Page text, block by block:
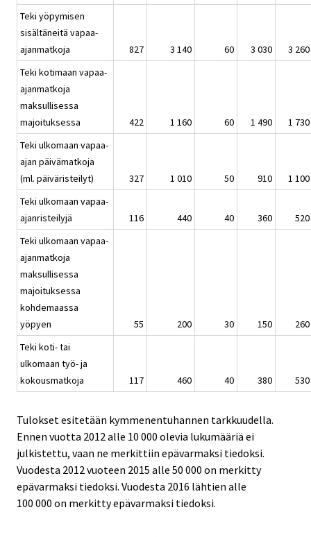
Teki yöpymisen
sisältäneitä vapaa-
ajanmatkoja
827 3 140 60 3 030
3 260
Teki kotimaan vapaa-
ajanmatkoja
maksullisessa
majoituksessa
422 1 160 60 1 490
1 730
Teki ulkomaan vapaa-
ajan päivämatkoja
(ml. päiväristeilyt)
327 1 010 50 910
1 100
Teki ulkomaan vapaa-
ajanristeilyjä
116 440 40 360
520
Teki ulkomaan vapaa-
ajanmatkoja
maksullisessa
majoituksessa
kohdemaassa
yöpyen
55 200 30 150
260
Teki koti- tai
ulkomaan työ- ja
kokousmatkoja
117 460 40 380 530
Tulokset esitetään kymmenentuhannen tarkkuudella.
Ennen vuotta 2012 alle 10 000 olevia lukumääriä ei
julkistettu, vaan ne merkittiin epävarmaksi tiedoksi.
Vuodesta 2012 vuoteen 2015 alle 50 000 on merkitty
epävarmaksi tiedoksi. Vuodesta 2016 lähtien alle
100 000 on merkitty epävarmaksi tiedoksi.